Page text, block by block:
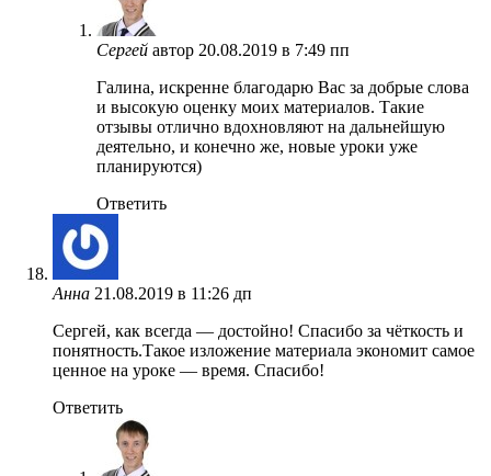
Сергей автор 20.08.2019 в 7:49 пп
Галина, искренне благодарю Вас за добрые слова
и высокую оценку моих материалов. Такие
отзывы отлично вдохновляют на дальнейшую
деятельно, и конечно же, новые уроки уже
планируются)
Ответить
Анна 21.08.2019 в 11:26 дп
Сергей, как всегда — достойно! Спасибо за чёткость и
понятность.Такое изложение материала экономит самое
ценное на уроке — время. Спасибо!
Ответить